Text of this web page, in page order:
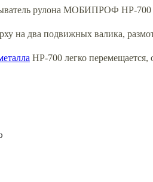
рулона МОБИПРОФ НР-700
на два подвижных валика,
НР-700 легко перемещается,